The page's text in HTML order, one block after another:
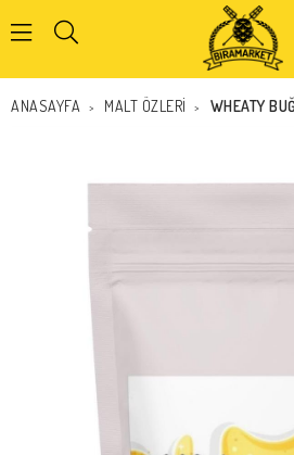
ANASAYFA > MALT ÖZLERİ > WHEATY